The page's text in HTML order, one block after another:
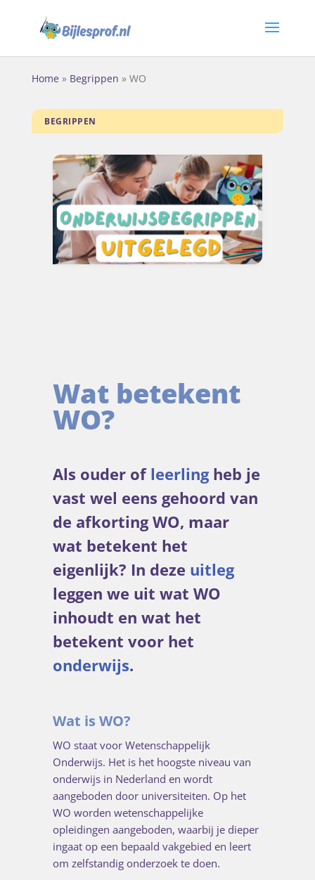
Home » Begrippen » WO
BEGRIPPEN
Wat betekent
WO?
Als ouder of leerlingheb je
vast wel eens gehoord van
de afkorting WO, maar
wat betekent het
eigenlijk? In deze uitleg
leggen we uit wat WO
inhoudt en wat het
betekent voor het
onderwijs.
Wat is WO?
WO staat voor Wetenschappelijk
Onderwijs. Het is het hoogste niveau van
onderwijs in Nederland en wordt
aangeboden door universiteiten. Op het
WO worden wetenschappelijke
opleidingen aangeboden, waarbij je dieper
ingaat op een bepaald vakgebied en leert
om zelfstandig onderzoek te doen.